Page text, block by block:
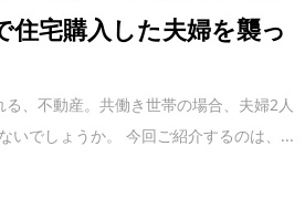
宅購入した夫婦を襲っ
、不動産。共働き世帯の場合、夫婦2人
いでしょうか。 今回ご紹介するのは、...